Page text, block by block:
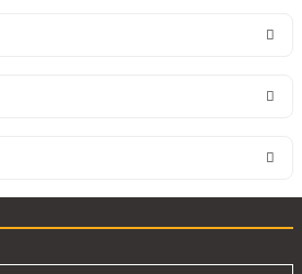
noktaları öneri formunu